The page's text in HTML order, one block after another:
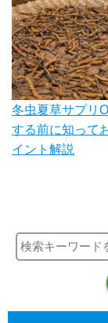
冬虫夏草サプリ
する前に知って
イント解説